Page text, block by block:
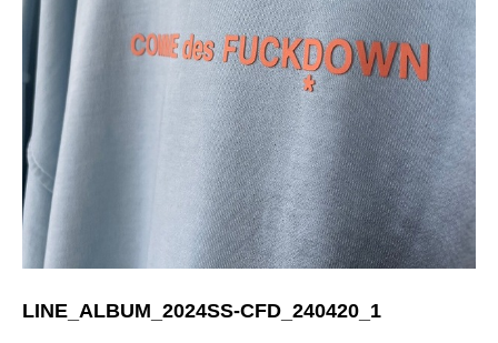
LINE_ALBUM_2024SS-CFD_240420_1